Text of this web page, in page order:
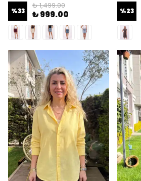
%33
₺ 1,499.00
₺ 999.00 %23